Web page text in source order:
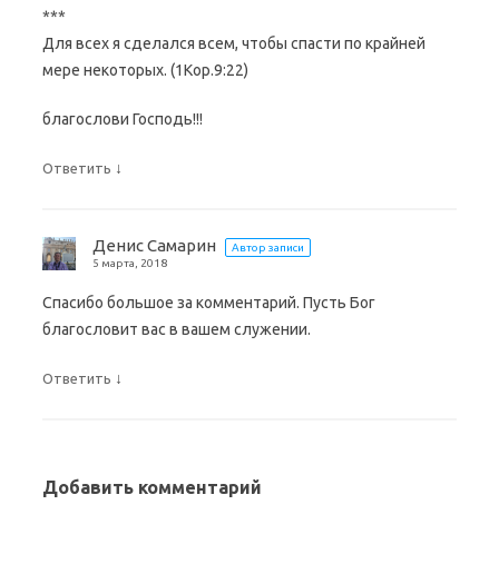
***
Для всех я сделался всем, чтобы спасти по крайней
мере некоторых. (1Кор.9:22)
благослови Господь!!!
Ответить ↓
Денис Самарин
Автор записи
5 марта, 2018
Спасибо большое за комментарий. Пусть Бог
благословит вас в вашем служении.
Ответить ↓
Добавить комментарий